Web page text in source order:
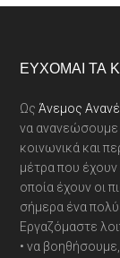
Footer
ΕΎΧΟΜΑΙ ΤΑ
ΩςΆνεμος
να ανανεώσουμε
κοινωνικά και
μέτρα που
οποία έχουν οι
σήμερα ένα πολύ
Εργαζόμαστε
• να